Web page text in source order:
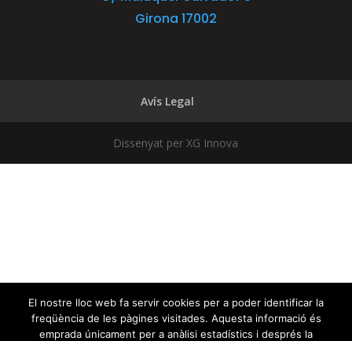
Girona 17002
Avís Legal
Dissenyat per XG Innova
El nostre lloc web fa servir cookies per a poder identificar la
freqüència de les pàgines visitades. Aquesta informació és
emprada únicament per a anàlisi estadístics i després la